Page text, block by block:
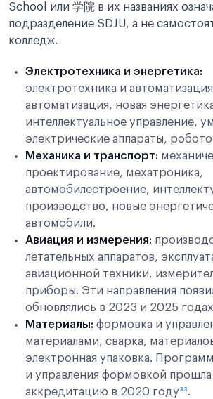
School или 学院 в их названиях
подразделение SDJU, а не
колледж.
Электротехника и энергетика:
электротехника и
автоматизация, новая
интеллектуальное управление,
электрические аппараты,
Механика и транспорт:
проектирование, мехатроника,
автомобилестроение,
производство, новые
автомобили.
Авиация и измерения:
летательных аппаратов,
авиационной техники,
приборы. Эти направления
обновлялись в 2023 и 2025 годах
Материалы: формовка и
материалами, сварка,
электронная упаковка.
и управления формовкой
аккредитацию в 2020 году³³.